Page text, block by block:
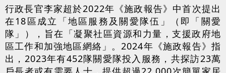
行政長官李家超於2022年《施政報告》中首次提出
在18區成立「地區服務及關愛隊伍」（即「關愛
隊」），旨在「凝聚社區資源和力量，支援政府地
區工作和加強地區網絡」。2024年《施政報告》指
出，2023年有452隊關愛隊投入服務，共探訪23萬